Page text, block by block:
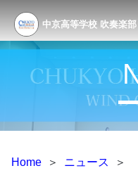
中京高等学校 吹奏楽部
Home ＞ ニュース
＞